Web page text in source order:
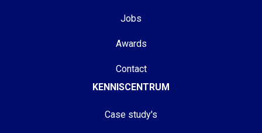
Jobs
Awards
Contact
KENNISCENTRUM
Case study's